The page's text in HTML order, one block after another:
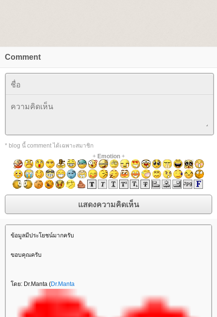
Comment
* blog นี้ comment ได้เฉพาะสมาชิก
+ Emotion+
ข้อมูลมีประโยชน์มากครับ
ขอบคุณครับ
ดย: Dr.Manta (Dr.Manta